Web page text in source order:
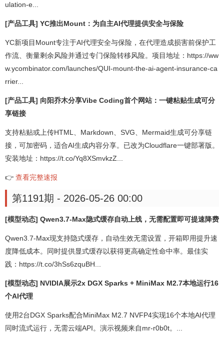
ulation-e...
[产品工具] YC推出Mount：为自主AI代理提供安全与保险
YC新项目Mount专注于AI代理安全与保险，在代理造成损害前保护工
作流、衡量剩余风险并通过专门保险转移风险。项目地址：https://ww
w.ycombinator.com/launches/QUI-mount-the-ai-agent-insurance-ca
rrier...
[产品工具] 向阳乔木分享Vibe Coding首个网站：一键粘贴生成可分
享链接
支持粘贴或上传HTML、Markdown、SVG、Mermaid生成可分享链
接，可加密码，适合AI生成内容分享。已改为Cloudflare一键部署版。
安装地址：https://t.co/Yq8XSmvkzZ...
👉 查看完整速报
第1191期 - 2026-05-26 00:00
[模型动态] Qwen3.7-Max隐式缓存自动上线，无需配置即可提速降费
Qwen3.7-Max现支持隐式缓存，自动生效无需设置，开箱即用提升速
度降低成本。同时提供显式缓存以获得更高确定性命中率。最佳实
践：https://t.co/3hSs6zquBH...
[模型动态] NVIDIA展示2x DGX Sparks + MiniMax M2.7本地运行16
个AI代理
使用2台DGX Sparks配合MiniMax M2.7 NVFP4实现16个本地AI代理
同时流式运行，无需云端API。演示视频来自mr-r0b0t。...